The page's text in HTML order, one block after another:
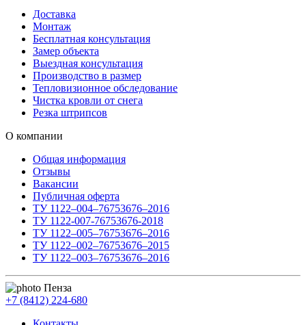
Доставка
Монтаж
Бесплатная консультация
Замер объекта
Выездная консультация
Производство в размер
Тепловизионное обследование
Чистка кровли от снега
Резка штрипсов
О компании
Общая информация
Отзывы
Вакансии
Публичная оферта
ТУ 1122–004–76753676–2016
ТУ 1122-007-76753676-2018
ТУ 1122–005–76753676–2016
ТУ 1122–002–76753676–2015
ТУ 1122–003–76753676–2016
Пенза
+7 (8412) 224-680